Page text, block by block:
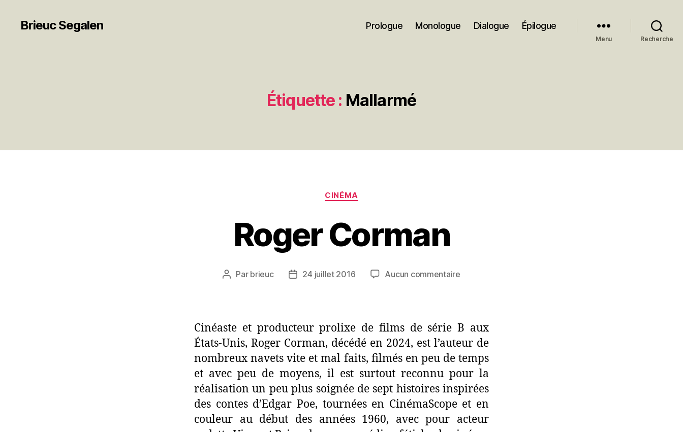
Brieuc Segalen Prologue Monologue Dialogue Épilogue
Menu Recherche
Étiquette : Mallarmé
Catégories
CINÉMA
Roger Corman
Auteur
Par brieuc
Date24 juillet 2016 Aucun commentairesur
Cinéaste et producteur prolixe de films de série B aux
États-Unis, Roger Corman, décédé en 2024, est l’auteur de
nombreux navets vite et mal faits, filmés en peu de temps
et avec peu de moyens, il est surtout reconnu pour la
réalisation un peu plus soignée de sept histoires inspirées
des contes d’Edgar Poe, tournées en CinémaScope et en
couleur au début des années 1960, avec pour acteur